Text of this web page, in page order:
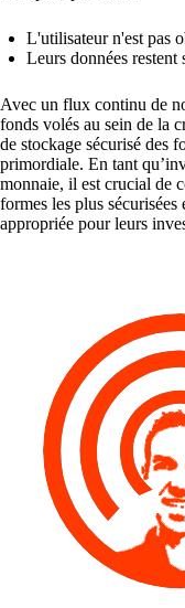
L'utilisateur n'est pas
Leurs données restent
Avec un flux continu de
fonds volés au sein de la
de stockage sécurisé des
primordiale. En tant
monnaie, il est crucial de
formes les plus
appropriée pour leurs